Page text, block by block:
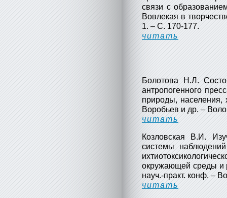
связи с
Вовлекая в
1. – С. 170-177.
читать
Болотова Н.Л.
антропогенного
природы, населения,
Воробьев и др. –
читать
Козловская В.И.
системы
окружающей среды и
науч.-практ. конф. –
читать